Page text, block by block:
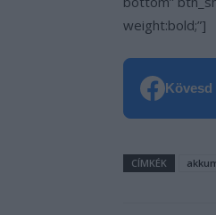
weight:bold;”]
Kövesd
CÍMKÉK